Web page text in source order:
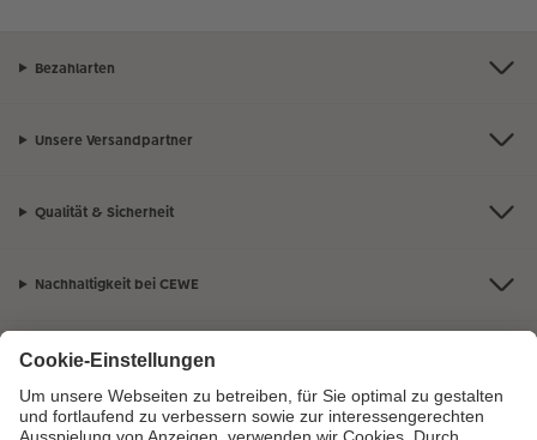
Bezahlarten
Unsere Versandpartner
Qualität & Sicherheit
Nachhaltigkeit bei CEWE
Mein Fotoservice
Informationen